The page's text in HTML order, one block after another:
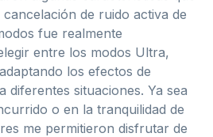
de ruido activa de
fue realmente
entre los modos Ultra,
los efectos de
diferentes situaciones. Ya sea
o en la tranquilidad de
me permitieron disfrutar de